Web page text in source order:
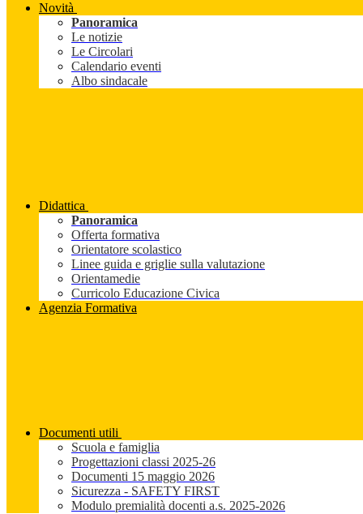
Novità
Panoramica
Le notizie
Le Circolari
Calendario eventi
Albo sindacale
Didattica
Panoramica
Offerta formativa
Orientatore scolastico
Linee guida e griglie sulla valutazione
Orientamedie
Curricolo Educazione Civica
Agenzia Formativa
Documenti utili
Scuola e famiglia
Progettazioni classi 2025-26
Documenti 15 maggio 2026
Sicurezza - SAFETY FIRST
Modulo premialità docenti a.s. 2025-2026